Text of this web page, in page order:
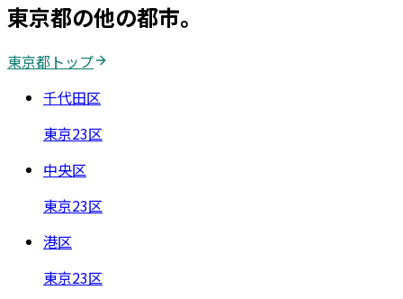
東京都の他の都市。
東京都 トップ
千代田区
東京23区
中央区
東京23区
港区
東京23区